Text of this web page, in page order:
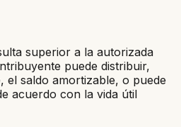
superior a la autorizada
puede distribuir,
el saldo amortizable, o puede
acuerdo con la vida útil